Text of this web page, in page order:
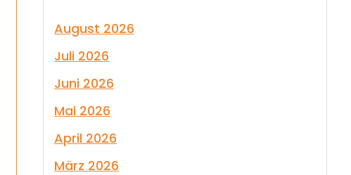
August 2026
Juli 2026
Juni 2026
Mai 2026
April 2026
März 2026